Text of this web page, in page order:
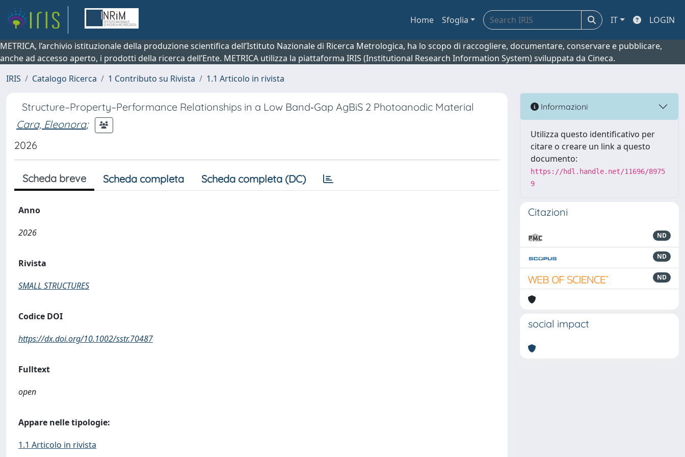
Home Sfoglia IT LOGIN
METRICA, l’archivio istituzionale della produzione scientifica dell’Istituto Nazionale di Ricerca Metrologica, ha lo scopo di raccogliere, documentare, conservare e pubblicare,
anche ad accesso aperto, i prodotti della ricerca dell’Ente. METRICA utilizza la piattaforma IRIS (Institutional Research Information System) sviluppata da Cineca.
IRIS
Catalogo Ricerca 1 Contributo su Rivista 1.1 Articolo in rivista
Structure–Property–Performance Relationships in a Low Band‐Gap AgBiS 2 Photoanodic Material
Cara, Eleonora;
2026
Scheda breve Scheda completa Scheda completa (DC)
Anno
2026
Rivista
SMALL STRUCTURES
Codice DOI
https://dx.doi.org/10.1002/sstr.70487
Fulltext
open
Appare nelle tipologie:
1.1 Articolo in rivista
Informazioni
Utilizza questo identificativo per
citare o creare un link a questo
documento:
https://hdl.handle.net/11696/8975
9
Citazioni
ND
ND
ND
social impact